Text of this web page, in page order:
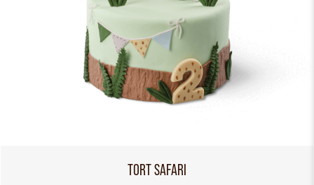
TORT SAFARI